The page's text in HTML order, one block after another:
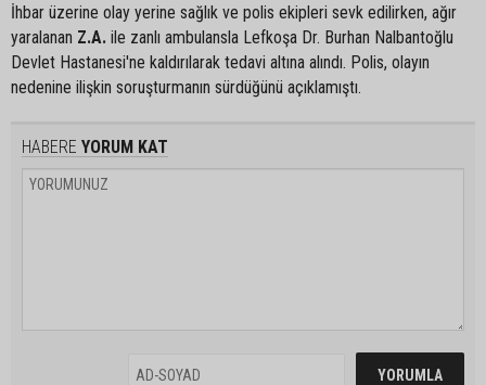
İhbar üzerine olay yerine sağlık ve polis ekipleri sevk edilirken, ağır
yaralanan Z.A. ile zanlı ambulansla Lefkoşa Dr. Burhan Nalbantoğlu
Devlet Hastanesi'ne kaldırılarak tedavi altına alındı. Polis, olayın
nedenine ilişkin soruşturmanın sürdüğünü açıklamıştı.
HABERE YORUM KAT